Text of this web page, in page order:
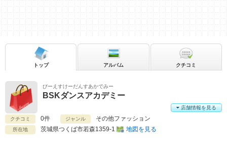
びーえすけーだんすあかでみー
BSKダンスアカデミー
クチコミ 0件 ジャンル その他ファッション
所在地 茨城県つくば市若森1359-1 地図を見る
店舗情報を見る
トップ アルバム クチコミ